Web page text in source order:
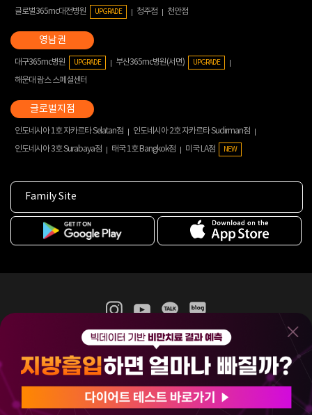
글로벌365mc대전병원 UPGRADE 청주점 천안점
대구365mc병원 UPGRADE 부산365mc병원(서면) UPGRADE
해운대 람스 스페셜센터
인도네시아 1호 자카르타 Selatan점
인도네시아 2호 자카르타 Sudirman점
인도네시아 3호 Surabaya점
태국 1호 Bangkok점 미국 LA점 NEW
Family Site
365mc 병·의원 이용약관
홈페이지 이용약관
비급여진료수가
(주)365mcㅣ서울특별시 서초구 서초대로52길 7, 3~4층(서초동, 제일빌딩)
120-87-04354ㅣ김남철
COPYRIGHT(C) 2025 365mc. ALL RIGHTS RESERVED.